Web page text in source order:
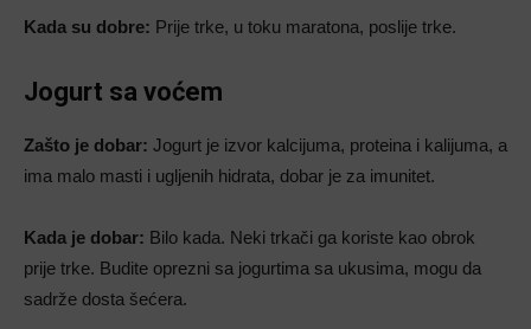
Kada su dobre: Prije trke, u toku maratona, poslije trke.
Jogurt sa voćem
Zašto je dobar: Jogurt je izvor kalcijuma, proteina i kalijuma, a
ima malo masti i ugljenih hidrata, dobar je za imunitet.
Kada je dobar: Bilo kada. Neki trkači ga koriste kao obrok
prije trke. Budite oprezni sa jogurtima sa ukusima, mogu da
sadrže dosta šećera.